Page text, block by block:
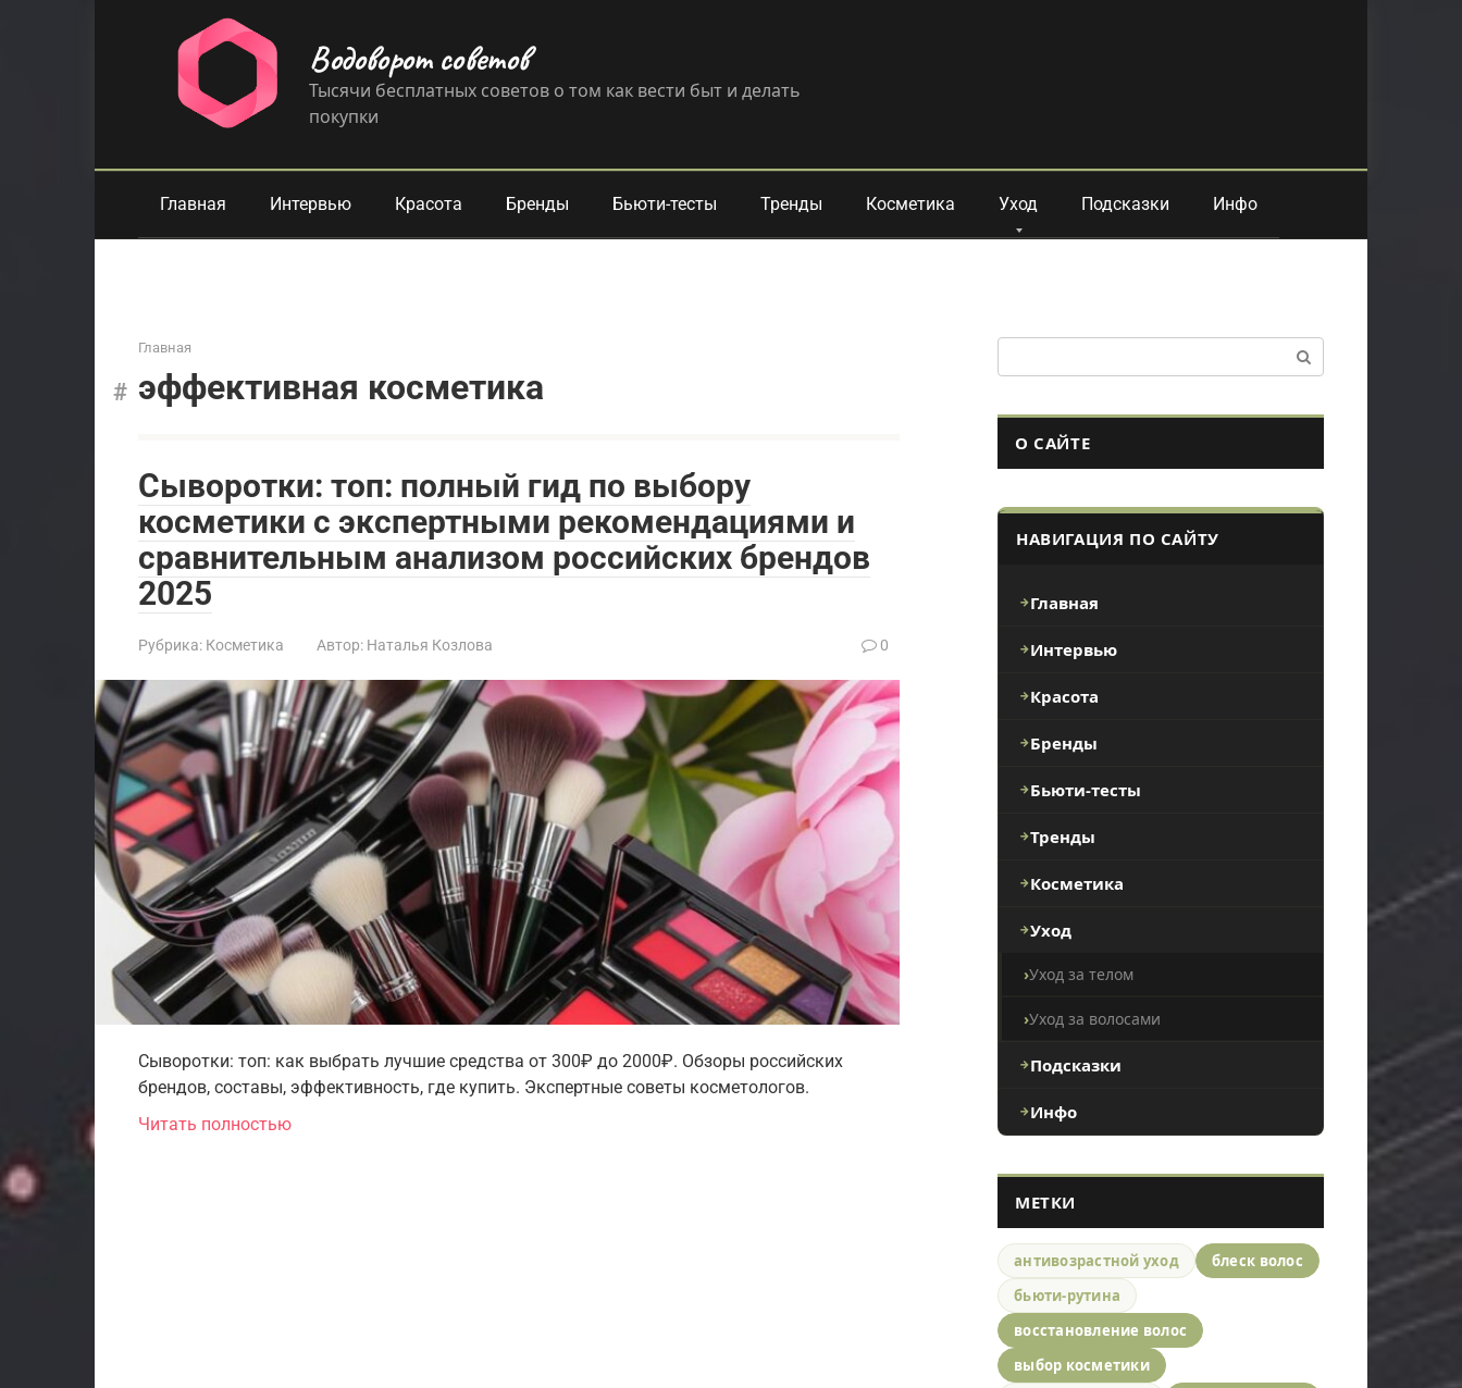
Водоворот советов
Тысячи бесплатных советов о том как вести быт и делать
покупки
Главная Интервью Красота Бренды Бьюти-тесты Тренды Косметика Уход Подсказки Инфо
Главная
эффективная косметика
Сыворотки: топ: полный гид по выбору
косметики с экспертными рекомендациями и
сравнительным анализом российских брендов
2025
Рубрика: Косметика Автор: Наталья Козлова 0
Сыворотки: топ: как выбрать лучшие средства от 300₽ до 2000₽. Обзоры российских
брендов, составы, эффективность, где купить. Экспертные советы косметологов.
Читать полностью
О САЙТЕ
НАВИГАЦИЯ ПО САЙТУ
Главная
Интервью
Красота
Бренды
Бьюти-тесты
Тренды
Косметика
Уход
Уход за телом
Уход за волосами
Подсказки
Инфо
МЕТКИ
антивозрастной уход
блеск волос
бьюти-рутина
восстановление волос
выбор косметики